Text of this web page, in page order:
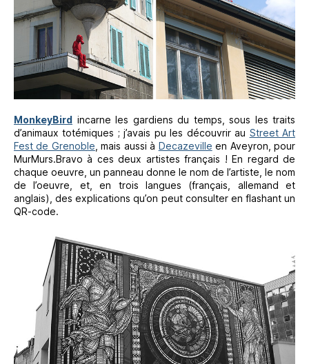
MonkeyBird incarne les gardiens du temps, sous les traits
d’animaux totémiques ; j’avais pu les découvrir au Street Art
Fest de Grenoble , mais aussi à Decazeville en Aveyron, pour
MurMurs.Bravo à ces deux artistes français ! En regard de
chaque oeuvre, un panneau donne le nom de l’artiste, le nom
de l’oeuvre, et, en trois langues (français, allemand et
anglais), des explications qu’on peut consulter en flashant un
QR-code.